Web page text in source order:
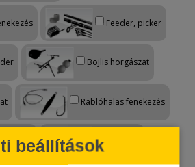
beállítások
Feeder, picker
Bojlis horgászat
Rablóhalas fenekezés
Pergetés